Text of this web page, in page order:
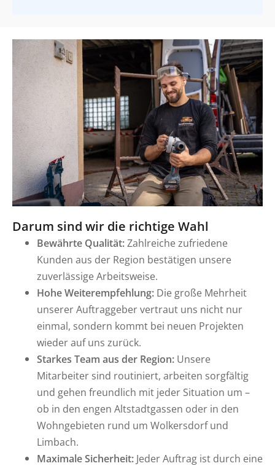
Darum sind wir die richtige Wahl
Bewährte Qualität:Zahlreiche zufriedene
Kunden aus der Region bestätigen unsere
zuverlässige Arbeitsweise.
Hohe Weiterempfehlung: Die große Mehrheit
unserer Auftraggeber vertraut uns nicht nur
einmal, sondern kommt bei neuen Projekten
wieder auf uns zurück.
Starkes Team aus der Region: Unsere
Mitarbeiter sind routiniert, arbeiten sorgfältig
und gehen freundlich mit jeder Situation um –
ob in den engen Altstadtgassen oder in den
Wohngebieten rund um Wolkersdorf und
Limbach.
Maximale Sicherheit: Jeder Auftrag ist durch eine